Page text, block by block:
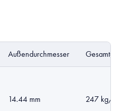
Außendurchmesser
14.44 mm 247 kg/